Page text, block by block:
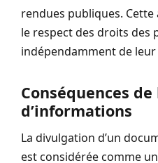
rendues publiques.
le respect des droits des
indépendamment de
Conséquences
d’informations
La divulgation d’un
est considérée comme